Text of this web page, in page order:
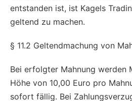
entstanden ist, ist Kagels
geltend zu machen.
§ 11.2 Geltendmachung von
Bei erfolgter Mahnung werden
Höhe von 10,00 Euro pro
sofort fällig. Bei